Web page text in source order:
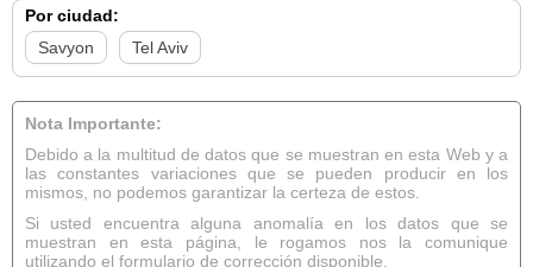
Por ciudad:
Savyon
Tel Aviv
Nota Importante:
Debido a la multitud de datos que se muestran en esta Web y a
las constantes variaciones que se pueden producir en los
mismos, no podemos garantizar la certeza de estos.
Si usted encuentra alguna anomalía en los datos que se
muestran en esta página, le rogamos nos la comunique
utilizando el formulario de corrección disponible.